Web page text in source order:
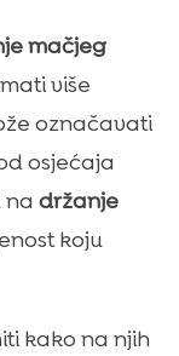
mačjeg
više
označavati
osjećaja
na držanje
koju
kako na njih